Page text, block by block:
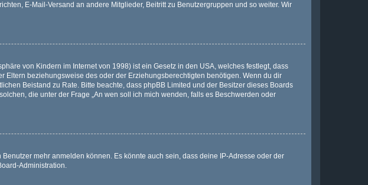
E-Mail-Versand an andere Mitglieder, Beitritt zu Benutzergruppen und so weiter. Wir
von Kindern im Internet von 1998) ist ein Gesetz in den USA, welches festlegt, dass
beziehungsweise des oder der Erziehungsberechtigten benötigen. Wenn du dir
Beistand zu Rate. Bitte beachte, dass phpBB Limited und der Besitzer dieses Boards
die unter der Frage „An wen soll ich mich wenden, falls es Beschwerden oder
mehr anmelden können. Es könnte auch sein, dass deine IP-Adresse oder der
Administration.